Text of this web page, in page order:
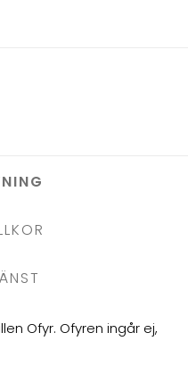
Ofyr. Ofyren ingår ej,